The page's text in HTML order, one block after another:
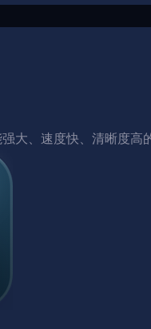
大、速度快、清晰度